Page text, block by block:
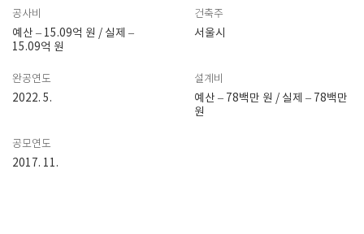
공사비
예산 – 15.09억 원 / 실제 –
15.09억 원
건축주
서울시
완공연도
2022. 5.
설계비
예산 – 78백만 원 / 실제 – 78백만
원
공모연도
2017. 11.